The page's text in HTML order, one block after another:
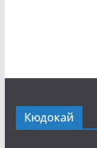
Кюдокай